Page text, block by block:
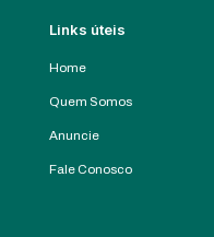
Links úteis
Home
Quem Somos
Anuncie
Fale Conosco